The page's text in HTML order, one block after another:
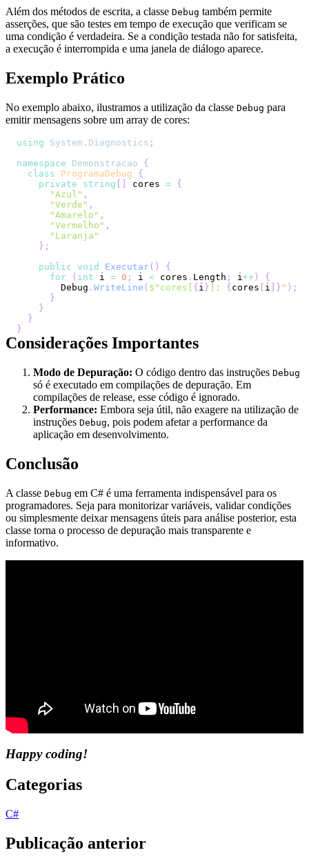
Além dos métodos de escrita, a classe Debug também permite
asserções, que são testes em tempo de execução que verificam se
uma condição é verdadeira. Se a condição testada não for satisfeita,
a execução é interrompida e uma janela de diálogo aparece.
Exemplo Prático
No exemplo abaixo, ilustramos a utilização da classe Debug para
emitir mensagens sobre um array de cores:
using System . Diagnostics ;
namespace
Demonstracao
{
class
ProgramaDebug
{
private
string cores = {
"Azul" ,
"Verde" ,
"Amarelo" ,
"Vermelho" ,
"Laranja"
} ;
public
void Executar( )
{
for
( int i = 0 ; i < cores . Length ; i++ )
{
        Debug
. WriteLine ( $"cores[ { i } ]: { cores i } " ) ;
}
}
}
}
Considerações Importantes
Modo de Depuração: O código dentro das instruções Debug
só é executado em compilações de depuração. Em
compilações de release, esse código é ignorado.
Performance: Embora seja útil, não exagere na utilização de
instruções Debug, pois podem afetar a performance da
aplicação em desenvolvimento.
Conclusão
A classe Debug em C# é uma ferramenta indispensável para os
programadores. Seja para monitorizar variáveis, validar condições
ou simplesmente deixar mensagens úteis para análise posterior, esta
classe torna o processo de depuração mais transparente e
informativo.
Happy coding!
Categorias
C#
Publicação anterior